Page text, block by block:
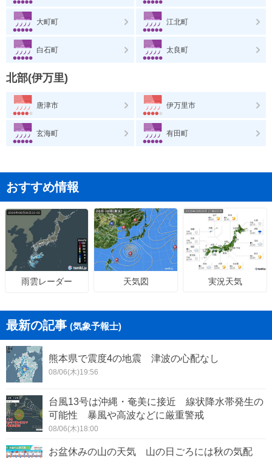
大町町 江北町
白石町 太良町
北部(伊万里)
唐津市 伊万里市
玄海町 有田町
おすすめ情報
雨雲レーダー 天気図 実況天気
最新の記事 (気象予報士)
熊本県で震度4の地震 津波の心配なし
08/06(木)19:56
台風13号は沖縄・奄美に接近 線状降水帯発生の
可能性 暴風や高波などに厳重警戒
08/06(木)18:00
お盆休みの山の天気 山の日ごろには秋の気配